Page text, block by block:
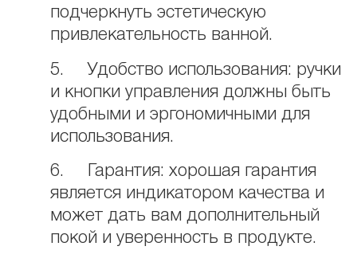
подчеркнуть эстетическую
привлекательность ванной.
5. Удобство использования: ручки
и кнопки управления должны быть
удобными и эргономичными для
использования.
6. Гарантия: хорошая гарантия
является индикатором качества и
может дать вам дополнительный
покой и уверенность в продукте.